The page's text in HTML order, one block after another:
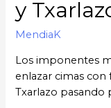
y
MendiaK
Los imponentes
enlazar cimas con
Txarlazo pasando